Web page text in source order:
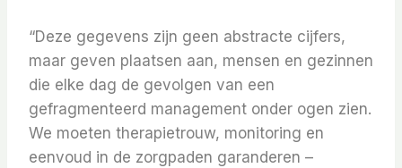
“Deze gegevens zijn geen abstracte cijfers,
maar geven plaatsen aan, mensen en gezinnen
die elke dag de gevolgen van een
gefragmenteerd management onder ogen zien.
We moeten therapietrouw, monitoring en
eenvoud in de zorgpaden garanderen –